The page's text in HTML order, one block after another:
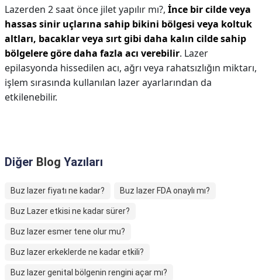
Lazerden 2 saat önce jilet yapılır mı?, İnce bir cilde veya
hassas sinir uçlarına sahip bikini bölgesi veya koltuk
altları, bacaklar veya sırt gibi daha kalın cilde sahip
bölgelere göre daha fazla acı verebilir. Lazer
epilasyonda hissedilen acı, ağrı veya rahatsızlığın miktarı,
işlem sırasında kullanılan lazer ayarlarından da
etkilenebilir.
Diğer Blog Yazıları
Buz lazer fiyatı ne kadar? Buz lazer FDA onaylı mı?
Buz Lazer etkisi ne kadar sürer?
Buz lazer esmer tene olur mu?
Buz lazer erkeklerde ne kadar etkili?
Buz lazer genital bölgenin rengini açar mı?